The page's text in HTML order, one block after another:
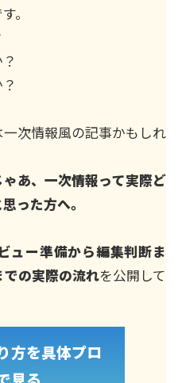
。
次情報風の記事かもしれ
ゃあ、一次情報って実際ど
った方へ。
ュー準備から編集判断ま
の実際の流れを公開して
方を具体プロ
見る